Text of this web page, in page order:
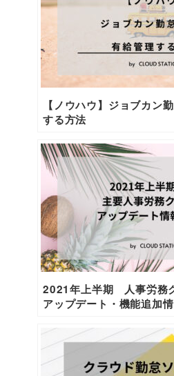
【ノウハウ】ジョブカン
する方法
2021年上半期 人事労務
アップデート・機能追加